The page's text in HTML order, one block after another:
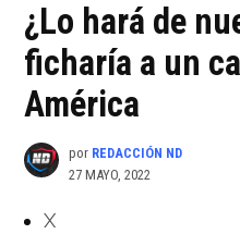
¿Lo hará de
ficharía a un
América
por REDACCIÓN ND
27 MAYO, 2022
X